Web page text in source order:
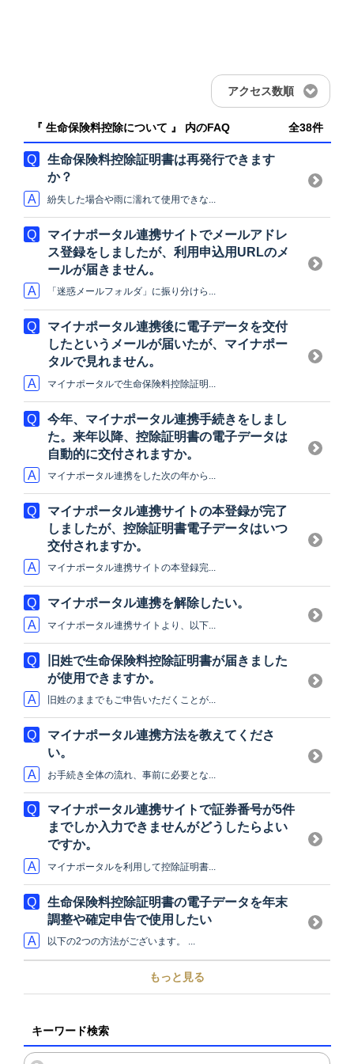
アクセス数順
『 生命保険料控除について 』 内のFAQ 全38件
生命保険料控除証明書は再発行できます
か？
紛失した場合や雨に濡れて使用できな...
マイナポータル連携サイトでメールアドレ
ス登録をしましたが、利用申込用URLのメ
ールが届きません。
「迷惑メールフォルダ」に振り分けら...
マイナポータル連携後に電子データを交付
したというメールが届いたが、マイナポー
タルで見れません。
マイナポータルで生命保険料控除証明...
今年、マイナポータル連携手続きをしまし
た。来年以降、控除証明書の電子データは
自動的に交付されますか。
マイナポータル連携をした次の年から...
マイナポータル連携サイトの本登録が完了
しましたが、控除証明書電子データはいつ
交付されますか。
マイナポータル連携サイトの本登録完...
マイナポータル連携を解除したい。
マイナポータル連携サイトより、以下...
旧姓で生命保険料控除証明書が届きました
が使用できますか。
旧姓のままでもご申告いただくことが...
マイナポータル連携方法を教えてくださ
い。
お手続き全体の流れ、事前に必要とな...
マイナポータル連携サイトで証券番号が5件
までしか入力できませんがどうしたらよい
ですか。
マイナポータルを利用して控除証明書...
生命保険料控除証明書の電子データを年末
調整や確定申告で使用したい
以下の2つの方法がございます。 ...
もっと見る
キーワード検索